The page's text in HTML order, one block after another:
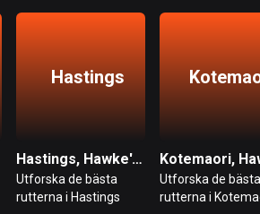
Hastings
Hastings, Hawke's Bay
Utforska de bästa
rutterna i Hastings
Utforska de bästa
rutterna i